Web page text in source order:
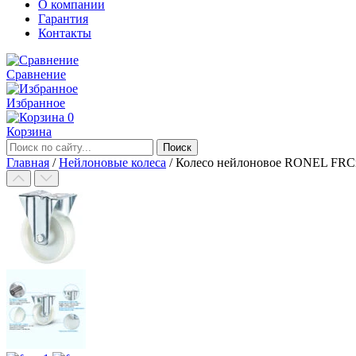
О компании
Гарантия
Контакты
Сравнение
Избранное
0
Корзина
Главная /Нейлоновые колеса /Колесо нейлоновое RONEL